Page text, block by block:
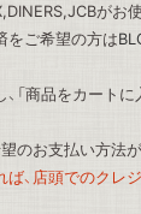
がお
をご希望の方は
「商品をカート
のお支払い方法
、店頭でのクレ